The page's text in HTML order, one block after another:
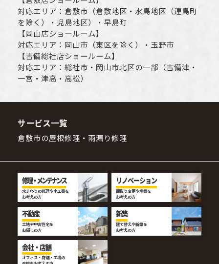
対応エリア： 倉敷市 （倉敷地区・水島地区（連島町
を除く）・児島地区）・早島町
【 岡山店ショールーム】
対応エリア： 岡山市 （東区を除く）・玉野市
【吉備総社店ショールーム】
対応エリア： 総社市 ・ 岡山市北区の一部（吉備津・
一宮・津高・高松）
サービス一覧
倉敷市の屋根修理・雨漏り修理
修理・メンテナンス
水まわりの修理や小工事を
お考えの方
リノベーション
間取り変更や増築を
お考えの方
不動産
土地や中古住宅を
お探しの方
新築
建て替えや新築を
お考えの方
会社・店舗
オフィス・店舗・工場の